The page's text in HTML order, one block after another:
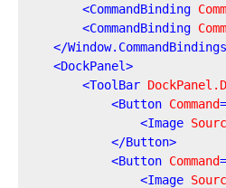
<CommandBinding
<CommandBinding
</Window.CommandBindings
<DockPanel>
<ToolBar
<Button Command=
<Image
</Button>
<Button Command=
<Image